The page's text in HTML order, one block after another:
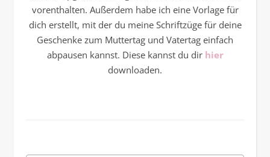
vorenthalten. Außerdem habe ich eine Vorlage für
dich erstellt, mit der du meine Schriftzüge für deine
Geschenke zum Muttertag und Vatertag einfach
abpausen kannst. Diese kannst du dir hier
downloaden.